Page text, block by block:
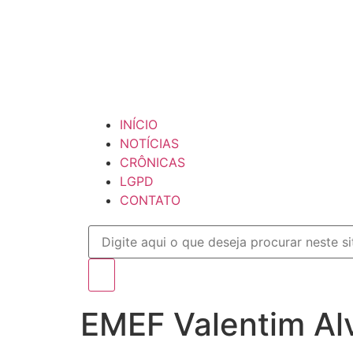
INÍCIO
NOTÍCIAS
CRÔNICAS
LGPD
CONTATO
EMEF Valentim